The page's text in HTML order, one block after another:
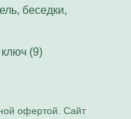
беседки,
(9)
офертой. Сайт